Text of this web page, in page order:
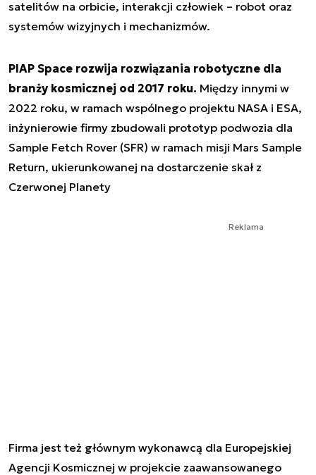
satelitów na orbicie, interakcji człowiek – robot oraz
systemów wizyjnych i mechanizmów.
PIAP Space rozwija rozwiązania robotyczne dla
branży kosmicznej od 2017 roku. Między innymi w
2022 roku, w ramach wspólnego projektu NASA i ESA,
inżynierowie firmy zbudowali prototyp podwozia dla
Sample Fetch Rover (SFR) w ramach misji Mars Sample
Return, ukierunkowanej na dostarczenie skał z
Czerwonej Planety
Reklama
Firma jest też głównym wykonawcą dla Europejskiej
Agencji Kosmicznej w projekcie zaawansowanego